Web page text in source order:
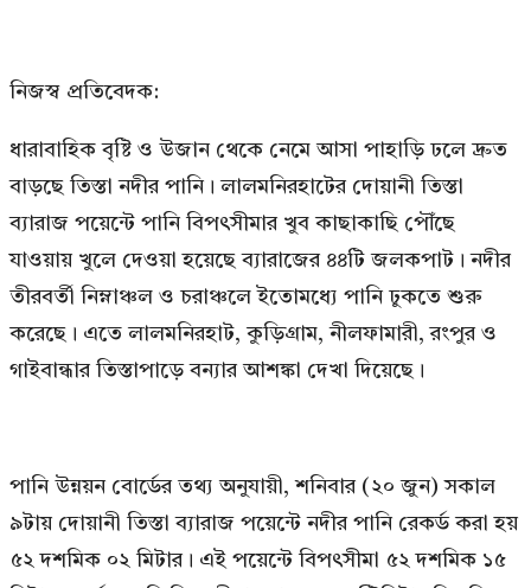
নিজস্ব প্রতিবেদক:
ধারাবাহিক বৃষ্টি ও উজান থেকে নেমে আসা পাহাড়ি ঢলে দ্রুত
বাড়ছে তিস্তা নদীর পানি। লালমনিরহাটের দোয়ানী তিস্তা
ব্যারাজ পয়েন্টে পানি বিপৎসীমার খুব কাছাকাছি পৌঁছে
যাওয়ায় খুলে দেওয়া হয়েছে ব্যারাজের ৪৪টি জলকপাট। নদীর
তীরবর্তী নিম্নাঞ্চল ও চরাঞ্চলে ইতোমধ্যে পানি ঢুকতে শুরু
করেছে। এতে লালমনিরহাট, কুড়িগ্রাম, নীলফামারী, রংপুর ও
গাইবান্ধার তিস্তাপাড়ে বন্যার আশঙ্কা দেখা দিয়েছে।
পানি উন্নয়ন বোর্ডের তথ্য অনুযায়ী, শনিবার (২০ জুন) সকাল
৯টায় দোয়ানী তিস্তা ব্যারাজ পয়েন্টে নদীর পানি রেকর্ড করা হয়
৫২ দশমিক ০২ মিটার। এই পয়েন্টে বিপৎসীমা ৫২ দশমিক ১৫